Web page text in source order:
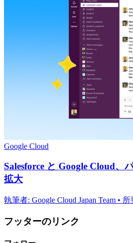
Google Cloud
Salesforce と Google Cloud、
拡大
執筆者: Google Cloud Japan Team •
フッターのリンク